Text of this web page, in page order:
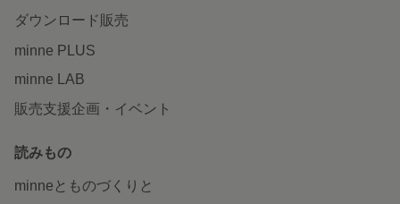
ダウンロード販売
minne PLUS
minne LAB
販売支援企画・イベント
読みもの
minneとものづくりと